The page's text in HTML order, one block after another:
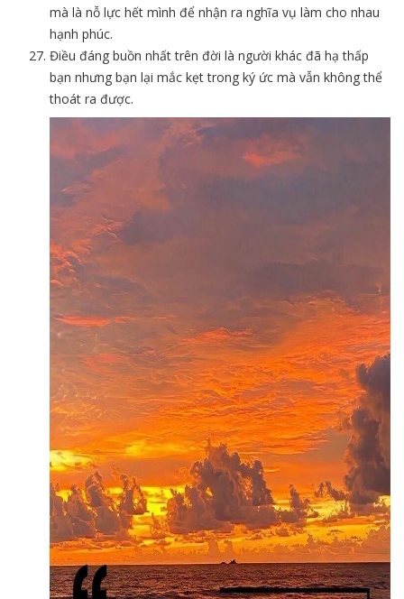
mà là nỗ lực hết mình để nhận ra nghĩa vụ làm cho nhau
hạnh phúc.
Điều đáng buồn nhất trên đời là người khác đã hạ thấp
bạn nhưng bạn lại mắc kẹt trong ký ức mà vẫn không thể
thoát ra được.